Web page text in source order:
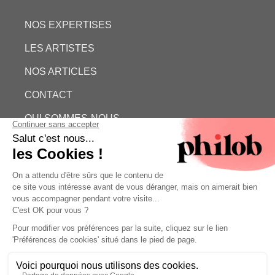
NOS EXPERTISES
LES ARTISTES
NOS ARTICLES
CONTACT
QUI SOMMES-NOUS
ESTIMATION GRATUITE
PHILOB
MENTIONS LÉGALES